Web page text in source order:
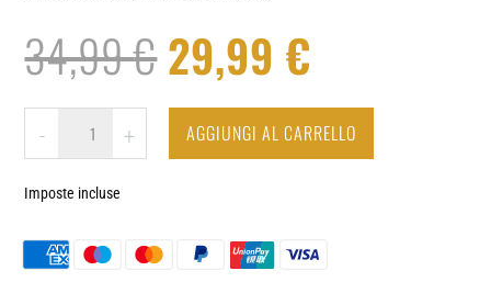
34,99€Il
prezzo
originale
era:
29,99€
prezzo
attuale
è:
DA
IN
VINILE
- + AGGIUNGI AL CARRELLO
Imposte incluse